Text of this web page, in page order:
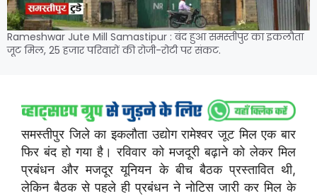
Rameshwar Jute Mill Samastipur : बंद हुआ समस्तीपुर का इकलौता
जूट मिल, 25 हजार परिवारों की रोजी-रोटी पर संकट.
समस्तीपुर जिले का इकलौता उद्योग रामेश्वर जूट मिल एक बार
फिर बंद हो गया है। रविवार को मजदूरी बढ़ाने को लेकर मिल
प्रबंधन और मजदूर यूनियन के बीच बैठक प्रस्तावित थी,
लेकिन बैठक से पहले ही प्रबंधन ने नोटिस जारी कर मिल के